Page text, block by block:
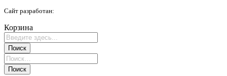
Сайт разработан:
Корзина